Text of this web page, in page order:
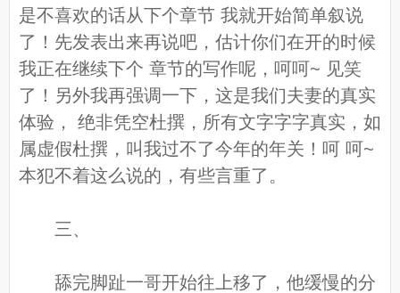
是不喜欢的话从下个章节 我就开始简单叙说
了！先发表出来再说吧，估计你们在开的时候
我正在继续下个 章节的写作呢，呵呵~ 见笑
了！另外我再强调一下，这是我们夫妻的真实
体验， 绝非凭空杜撰，所有文字字字真实，如
属虚假杜撰，叫我过不了今年的年关！呵 呵~
本犯不着这么说的，有些言重了。
三、
舔完脚趾一哥开始往上移了，他缓慢的分